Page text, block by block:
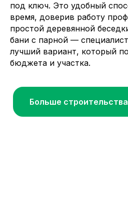
под ключ. Это удобный
время, доверив работу
простой деревянной
бани с парной —
лучший вариант, который
бюджета и участка.
Больше